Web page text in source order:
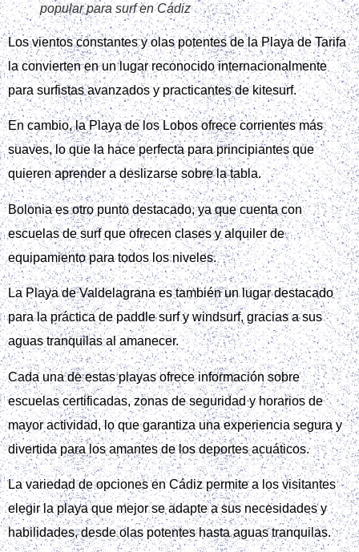
popular para surf en Cádiz
Los vientos constantes y olas potentes de la Playa de Tarifa
la convierten en un lugar reconocido internacionalmente
para surfistas avanzados y practicantes de kitesurf.
En cambio, la Playa de los Lobos ofrece corrientes más
suaves, lo que la hace perfecta para principiantes que
quieren aprender a deslizarse sobre la tabla.
Bolonia es otro punto destacado, ya que cuenta con
escuelas de surf que ofrecen clases y alquiler de
equipamiento para todos los niveles.
La Playa de Valdelagrana es también un lugar destacado
para la práctica de paddle surf y windsurf, gracias a sus
aguas tranquilas al amanecer.
Cada una de estas playas ofrece información sobre
escuelas certificadas, zonas de seguridad y horarios de
mayor actividad, lo que garantiza una experiencia segura y
divertida para los amantes de los deportes acuáticos.
La variedad de opciones en Cádiz permite a los visitantes
elegir la playa que mejor se adapte a sus necesidades y
habilidades, desde olas potentes hasta aguas tranquilas.